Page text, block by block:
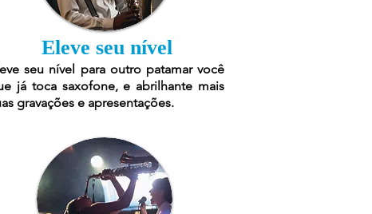
Eleve seu nível
seu nível para outro patamar você
já toca saxofone, e abrilhante mais
gravações e apresentações.